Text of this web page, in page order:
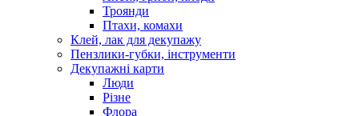
Троянди
Птахи, комахи
Клей, лак для декупажу
Пензлики-губки, інструменти
Декупажні карти
Люди
Різне
Флора